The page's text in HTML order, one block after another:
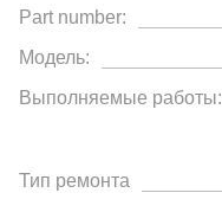
Part number:
Модель:
Выполняемые работы:
Тип ремонта